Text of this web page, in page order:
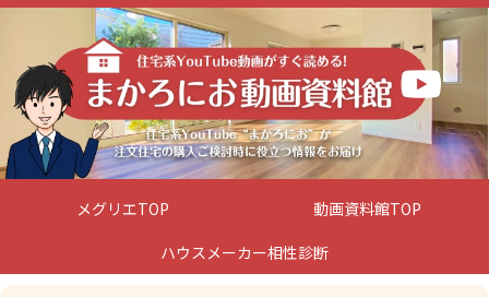
メグリエTOP
動画資料館TOP
ハウスメーカー相性診断